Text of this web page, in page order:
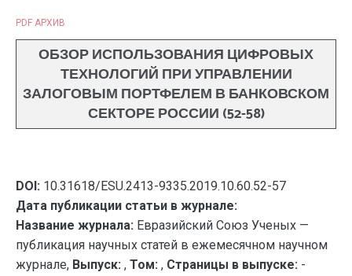
PDF АРХИВ
ОБЗОР ИСПОЛЬЗОВАНИЯ ЦИФРОВЫХ
ТЕХНОЛОГИЙ ПРИ УПРАВЛЕНИИ
ЗАЛОГОВЫМ ПОРТФЕЛЕМ В БАНКОВСКОМ
СЕКТОРЕ РОССИИ (52-58)
DOI: 10.31618/ESU.2413-9335.2019.10.60.52-57
Дата публикации статьи в журнале:
Название журнала: Евразийский Союз Ученых —
публикация научных статей в ежемесячном научном
журнале, Выпуск: , Том: , Страницы в выпуске: -